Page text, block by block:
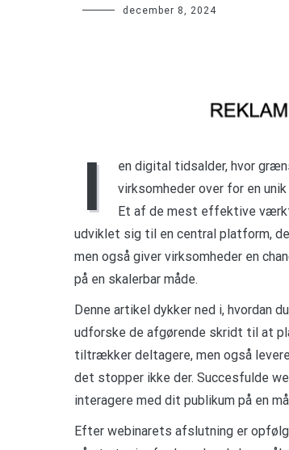
december 8, 2024
I
en digital tidsalder, hvor
virksomheder over for en
Et af de mest effektive
udviklet sig til en central platform,
men også giver virksomheder en
på en skalerbar måde.
Denne artikel dykker ned i, hvordan
udforske de afgørende skridt til at
tiltrækker deltagere, men også
det stopper ikke der. Succesfulde
interagere med dit publikum på en
Efter webinarets afslutning er